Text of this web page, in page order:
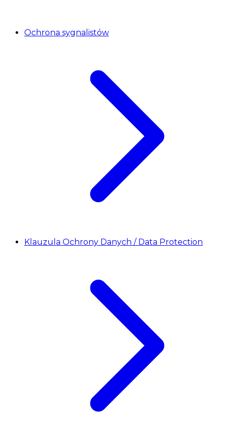
Ochrona sygnalistów
Klauzula Ochrony Danych / Data Protection